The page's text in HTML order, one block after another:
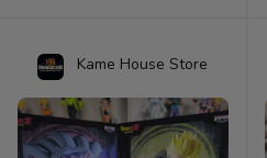
Kame House Store